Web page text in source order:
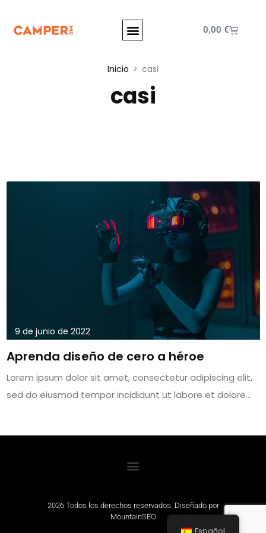
0,00 €
Inicio casi
casi
9 de junio de 2022
Aprenda diseño de cero a héroe
Lorem ipsum dolor sit amet, consectetur adipiscing elit,
sed do eiusmod tempor incididunt ut labore et dolore...
2026 Todos los derechos reservados. Diseñado por
MountainSEO
Español